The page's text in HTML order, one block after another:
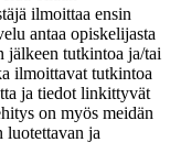
ilmoittaa ensin
antaa opiskelijasta
jälkeen tutkintoa ja/tai
ilmoittavat tutkintoa
ja tiedot linkittyvät
on myös meidän
luotettavan ja